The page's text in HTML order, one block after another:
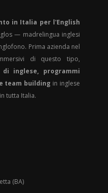
in Italia per l'English
— madrelingua inglesi
Prima azienda nel
di questo tipo,
inglese, programmi
team building in inglese
tutta Italia.
(BA)